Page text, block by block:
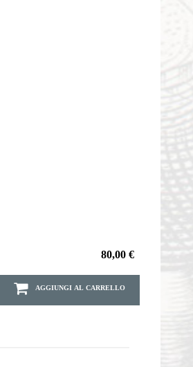
80,00 €
AGGIUNGI AL CARRELLO